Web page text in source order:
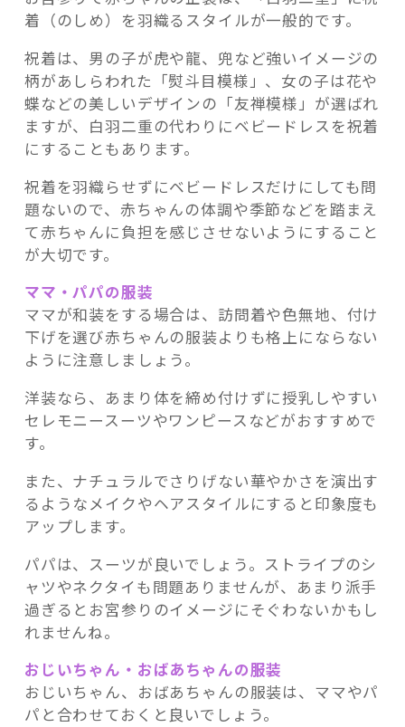
着（のしめ）を羽織るスタイルが一般的です。
祝着は、男の子が虎や龍、兜など強いイメージの
柄があしらわれた「熨斗目模様」、女の子は花や
蝶などの美しいデザインの「友禅模様」が選ばれ
ますが、白羽二重の代わりにベビードレスを祝着
にすることもあります。
祝着を羽織らせずにベビードレスだけにしても問
題ないので、赤ちゃんの体調や季節などを踏まえ
て赤ちゃんに負担を感じさせないようにすること
が大切です。
ママ・パパの服装
ママが和装をする場合は、訪問着や色無地、付け
下げを選び赤ちゃんの服装よりも格上にならない
ように注意しましょう。
洋装なら、あまり体を締め付けずに授乳しやすい
セレモニースーツやワンピースなどがおすすめで
す。
また、ナチュラルでさりげない華やかさを演出す
るようなメイクやヘアスタイルにすると印象度も
アップします。
パパは、スーツが良いでしょう。ストライプのシ
ャツやネクタイも問題ありませんが、あまり派手
過ぎるとお宮参りのイメージにそぐわないかもし
れませんね。
おじいちゃん・おばあちゃんの服装
おじいちゃん、おばあちゃんの服装は、ママやパ
パと合わせておくと良いでしょう。